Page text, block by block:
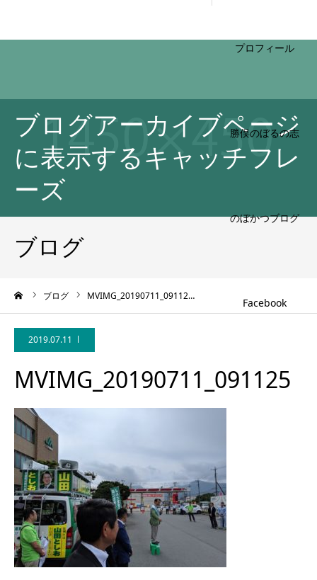
HOME
プロフィール
勝俣のぼるの志
のぼかつブログ
Facebook
ブログアーカイブページ
に表示するキャッチフレ
ーズ
ブログ
ブログ MVIMG_20190711_09112…
2019.07.11
MVIMG_20190711_091125